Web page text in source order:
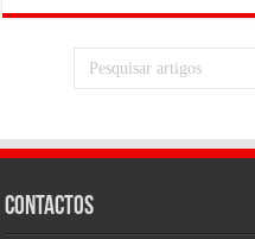
Contactos